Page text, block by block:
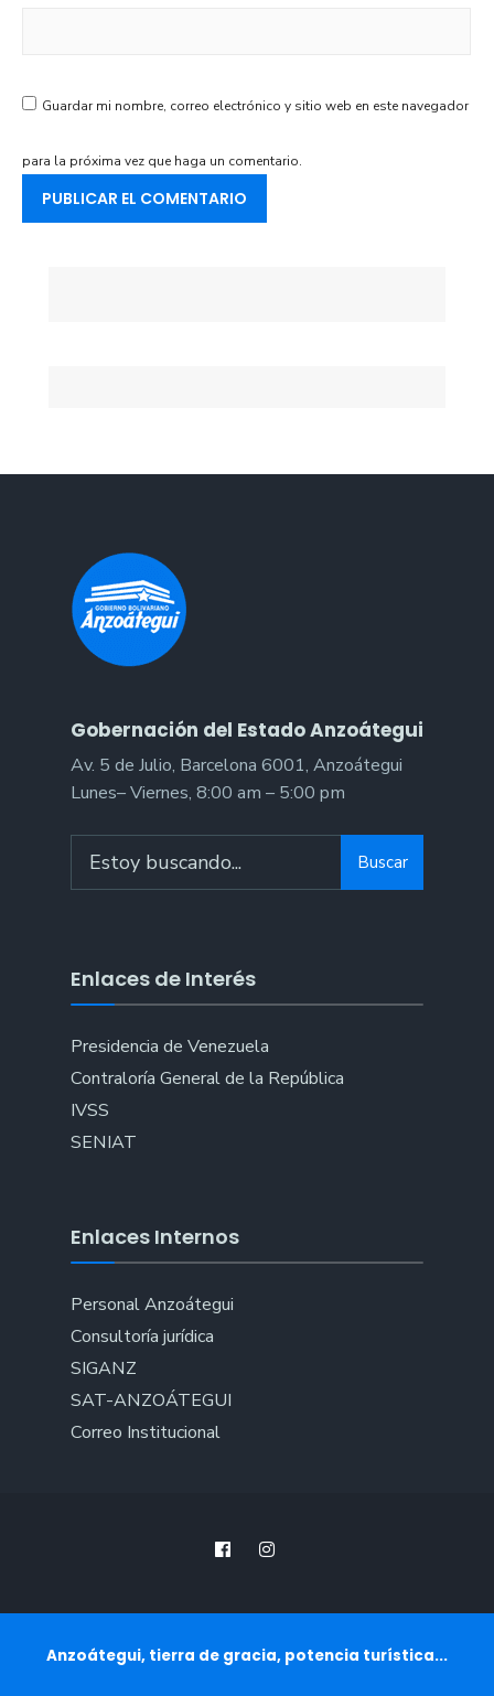
Guardar mi nombre, correo electrónico y sitio web en este navegador
para la próxima vez que haga un comentario.
Gobernación del Estado Anzoátegui
Av. 5 de Julio, Barcelona 6001, Anzoátegui
Lunes– Viernes, 8:00 am – 5:00 pm
for:
Buscar
Enlaces de Interés
Presidencia de Venezuela
Contraloría General de la República
IVSS
SENIAT
Enlaces Internos
Personal Anzoátegui
Consultoría jurídica
SIGANZ
SAT-ANZOÁTEGUI
Correo Institucional
Anzoátegui, tierra de gracia, potencia turística...